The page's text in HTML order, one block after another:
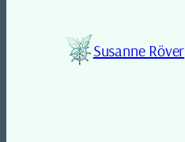
Susanne Röver